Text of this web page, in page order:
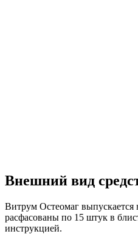
Внешний вид
Витрум Остеомаг выпускается
расфасованы по 15 штук в
инструкцией.